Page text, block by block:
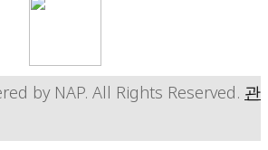
by NAP. All Rights Reserved. 관